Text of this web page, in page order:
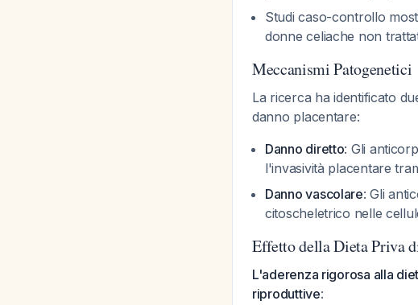
Studi caso-controllo
donne celiache non
Meccanismi Patogenetici
La ricerca ha identificato
danno placentare:
Danno diretto: Gli
l'invasività placentare
Danno vascolare: Gli
citoscheletrico nelle
Effetto della Dieta Priva
L'aderenza rigorosa alla
riproduttive: